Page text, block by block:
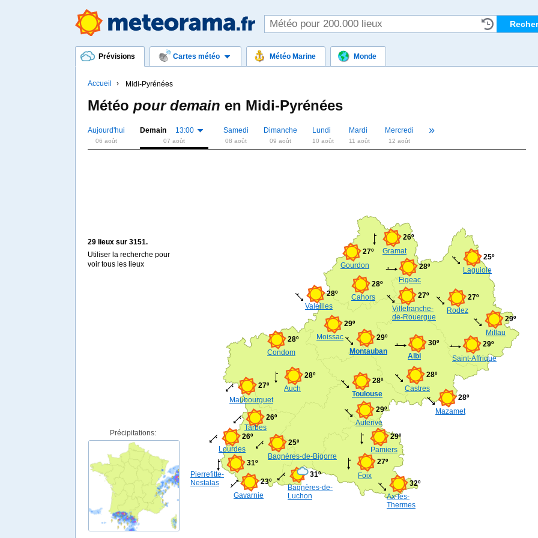
Prévisions Cartes météo Météo Marine Monde
Accueil Midi-Pyrénées
Météo pour demain en Midi-Pyrénées
Aujourd'hui
06 août
Demain 13:00
07 août
Samedi
08 août
Dimanche
09 août
Lundi
10 août
Mardi
11 août
Mercredi
12 août
»
29 lieux sur 3151.
Utiliser la recherche pour
voir tous les lieux
Toulouse
28º
Montauban
29º
Albi
30º
Tarbes
26º
Castres
28º
Rodez
27º
Auch
28º
Cahors
28º
Millau
29º
Pamiers
29º
Lourdes
26º
Villefranche-
de-Rouergue
27º
Moissac
29º
Figeac
28º
Mazamet
28º
Foix
27º
Bagnères-de-Bigorre
25º
Saint-Affrique
29º
Condom
28º
Auterive
29º
Gourdon
27º Gramat
26º
Bagnères-de-
Luchon
31º
Maubourguet
27º
Ax-les-
Thermes
32º
Laguiole
25º
Pierrefitte-
Nestalas
31º
Valeilles
28º
Gavarnie
23º
Précipitations: